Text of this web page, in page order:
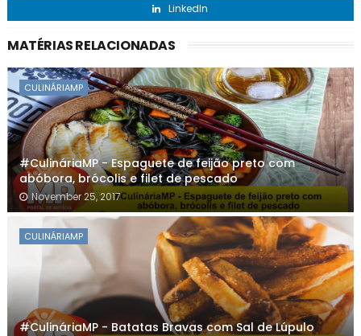
LinkedIn
MATÉRIAS RELACIONADAS
CULINÁRIAMP
#CulináriaMP - Espaguete de feijão preto com
abóbora, brócolis e filet de pescado
November 25, 2017
CULINÁRIAMP
#CulináriaMP - Batatas Bravas com Sal de Lúpulo